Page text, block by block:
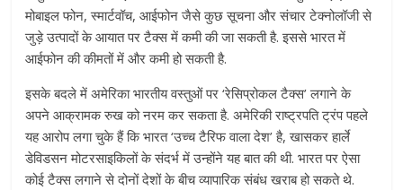
मोबाइल फोन, स्मार्टवॉच, आईफोन जैसे कुछ सूचना और संचार टेक्नोलॉजी से
जुड़े उत्पादों के आयात पर टैक्स में कमी की जा सकती है. इससे भारत में
आईफोन की कीमतों में और कमी हो सकती है.
इसके बदले में अमेरिका भारतीय वस्तुओं पर ‘रेसिप्रोकल टैक्स’ लगाने के
अपने आक्रामक रुख को नरम कर सकता है. अमेरिकी राष्ट्रपति ट्रंप पहले
यह आरोप लगा चुके हैं कि भारत ‘उच्च टैरिफ वाला देश’ है, खासकर हार्ले
डेविडसन मोटरसाइकिलों के संदर्भ में उन्होंने यह बात की थी. भारत पर ऐसा
कोई टैक्स लगाने से दोनों देशों के बीच व्यापारिक संबंध खराब हो सकते थे.